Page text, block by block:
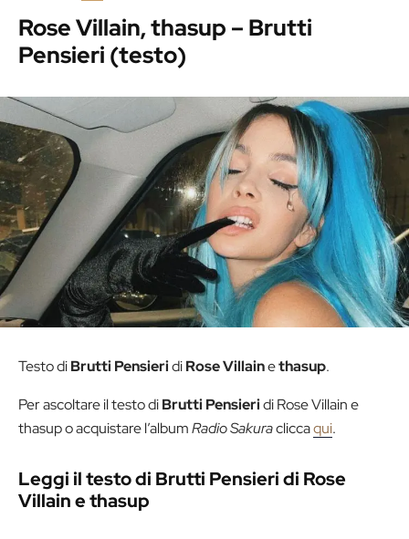
Rose Villain, thasup – Brutti
Pensieri (testo)
Testo diBruttiPensieridiRose Villainethasup.
Per ascoltare il testo diBruttiPensieridi Rose Villain e
thasup o acquistare l’albumRadioSakuracliccaqui.
Leggi il testo di Brutti Pensieri di Rose
Villain e thasup